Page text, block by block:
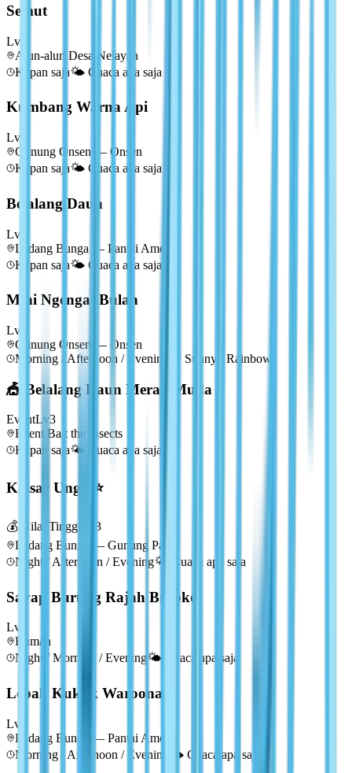
Semut
Lv
Alun-alun Desa Nelayan
Kapan saja🌤️ Cuaca apa saja
Kumbang Warna Api
Lv
Gunung Onsen — Onsen
Kapan saja🌤️ Cuaca apa saja
Belalang Daun
Lv
Ladang Bunga — Pantai Ametis
Kapan saja🌤️ Cuaca apa saja
Mini Ngengat Bulan
Lv
Gunung Onsen — Onsen
Morning / Afternoon / Evening
🌈 Sunny / Rainbow
🎪 Belalang Daun Merah Muda
EventLv3
Event Bait the Insects
Kapan saja🌤️ Cuaca apa saja
Kaisar Ungu ⭐
💰 Nilai Tinggi
3
Ladang Bunga — Gunung Paus
Night / Afternoon / Evening🌤️ Cuaca apa saja
Sayap Burung Rajah Brooke
Lv
Rumah
Night / Morning / Evening🌤️ Cuaca apa saja
Lebah Kukuk Waroona
Lv
Ladang Bunga — Pantai Ametis
Morning / Afternoon / Evening
🌤️ Cuaca apa saja